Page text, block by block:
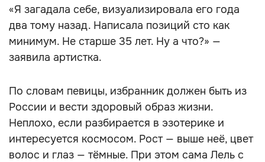
«Я загадала себе, визуализировала его года
два тому назад. Написала позиций сто как
минимум. Не старше 35 лет. Ну а что?» —
заявила артистка.
По словам певицы, избранник должен быть из
России и вести здоровый образ жизни.
Неплохо, если разбирается в эзотерике и
интересуется космосом. Рост — выше неё, цвет
волос и глаз — тёмные. При этом сама Лель с